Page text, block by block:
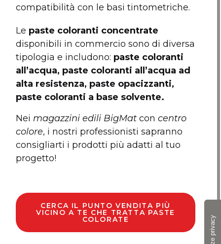
compatibilità con le basi tintometriche.
Le paste coloranti concentrate
disponibili in commercio sono di diversa
tipologia e includono: paste coloranti
all’acqua, paste coloranti all’acqua ad
alta resistenza, paste opacizzanti,
paste coloranti a base solvente.
Nei magazzini edili BigMat concentro
colore, i nostri professionisti sapranno
consigliarti i prodotti più adatti al tuo
progetto!
CERCA IL PUNTO VENDITA PIÙ
VICINO A TE CHE TRATTA PASTE
COLORATE